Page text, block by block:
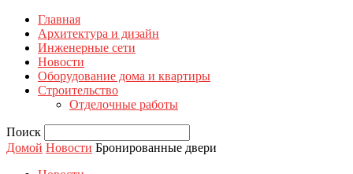
Главная
Архитектура и дизайн
Инженерные сети
Новости
Оборудование дома и квартиры
Строительство
Отделочные работы
Поиск
Домой Новости Бронированные двери